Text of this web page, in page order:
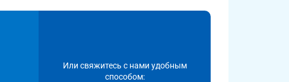
Или свяжитесь с нами удобным
способом: